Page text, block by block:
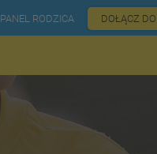
PANEL RODZICA DOŁĄCZ